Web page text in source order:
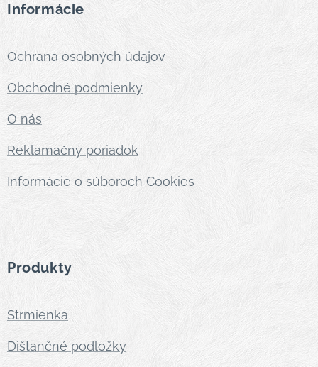
Informácie
Ochrana osobných údajov
Obchodné podmienky
O nás
Reklamačný poriadok
Informácie o súboroch Cookies
Produkty
Strmienka
Dištančné podložky